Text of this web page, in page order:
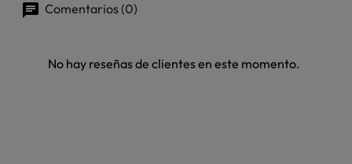
Comentarios (0)
No hay reseñas de clientes en este momento.